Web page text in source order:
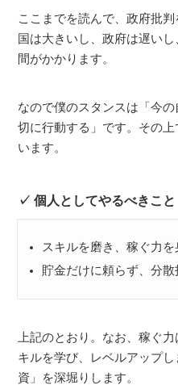
ここまでを読んで、政府批
国は大きいし、政府は遅い
間がかかります。
なので僕のスタンスは「今
切に行動する」です。その
います。
個人としてやるべきこと
スキルを磨き、稼ぐ力を
貯金だけに頼らず、分散
上記のとおり。なお、稼ぐ
キルを学び、レベルアップ
資」を深堀りします。